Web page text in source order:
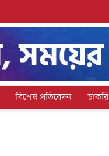
বিশেষ প্রতিবেদন চাকরি